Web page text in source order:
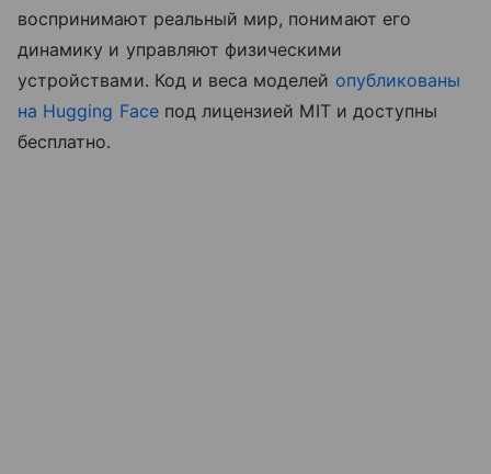
воспринимают реальный мир, понимают его
динамику и управляют физическими
устройствами. Код и веса моделей опубликованы
на Hugging Faceпод лицензией MIT и доступны
бесплатно.